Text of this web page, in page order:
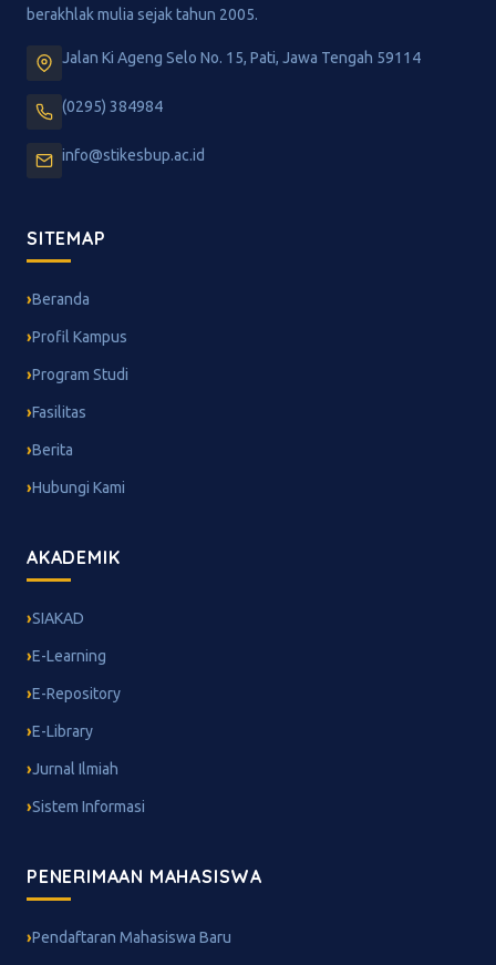
berakhlak mulia sejak tahun 2005.
Jalan Ki Ageng Selo No. 15, Pati, Jawa Tengah 59114
(0295) 384984
info@stikesbup.ac.id
SITEMAP
Beranda
Profil Kampus
Program Studi
Fasilitas
Berita
Hubungi Kami
AKADEMIK
SIAKAD
E-Learning
E-Repository
E-Library
Jurnal Ilmiah
Sistem Informasi
PENERIMAAN MAHASISWA
Pendaftaran Mahasiswa Baru